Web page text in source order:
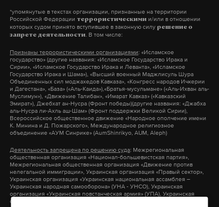
любыми путями Россию к выполнению Минска –
наше святое право и обязанность».
Напомним, законопроект готовится к отправке в
Верховную Раду.
Фото: © GLOBAL LOOK press/Danil Shamkin
На фото погибшая русская девушка Анастасия
*упомянутые в текстах организации, признанные на территории
Российской Федерации террористическими и/или в отношении
которых судом принято вступившее в законную силу решение о
запрете деятельности. В том числе:
Признаны террористическими организациями: «Исламское
государство» (другие названия: «Исламское Государство Ирака и
Сирии», «Исламское Государство Ирака и Леванта», «Исламское
Государство Ирака и Шама»), «Высший военный Маджлисуль Шура
Объединенных сил моджахедов Кавказа», «Конгресс народов Ичкерии
и Дагестана», «База» («Аль-Каида»),«Братья-мусульмане» («Аль-Ихван аль-
Муслимун»), «Движение Талибан», «Имарат Кавказ» («Кавказский
Эмират»), Джебхат ан-Нусра (Фронт победы)(другие названия: «Джабха
аль-Нусра ли-Ахль аш-Шам» (Фронт поддержки Великой Сирии),
Всероссийское общественное движение «Народное ополчение имени
К. Минина и Д. Пожарского», Международное религиозное
объединение «АУМ Синрике» (AumShinrikyo, AUM, Aleph)
Деятельность запрещена по решению суда: Межрегиональная
общественная организация «Национал-большевистская партия»,
Межрегиональная общественная организация «Движение против
нелегальной иммиграции», Украинская организация «Правый сектор»,
Украинская организация «Украинская национальная ассамблея –
Украинская народная самооборона» (УНА - УНСО), Украинская
организация «Украинская повстанческая армия» (УПА), Украинская
организация «Тризуб им. Степана Бандеры», Украинская организация